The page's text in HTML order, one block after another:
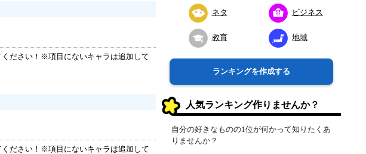
ださい！※項目にないキャラは追加して
ださい！※項目にないキャラは追加して
ネタ ビジネス
教育 地域
ランキングを作成する
人気ランキング作りませんか？
自分の好きなものの1位が何かって知りたくあ
りませんか？